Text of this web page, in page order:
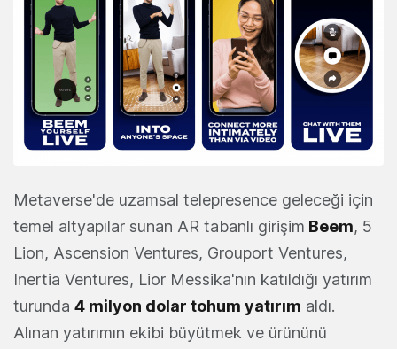
Metaverse'de uzamsal telepresence geleceği için
temel altyapılar sunan AR tabanlı girişim Beem, 5
Lion, Ascension Ventures, Grouport Ventures,
Inertia Ventures, Lior Messika'nın katıldığı yatırım
turunda 4 milyon dolar tohum yatırım aldı.
Alınan yatırımın ekibi büyütmek ve ürününü